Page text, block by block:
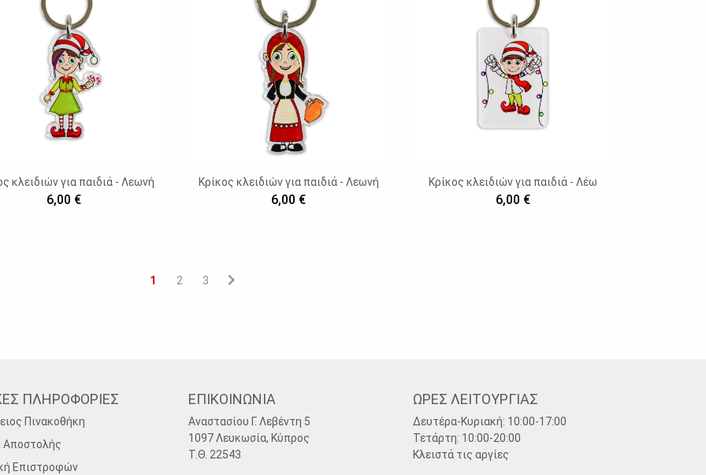
κλειδιών για παιδιά - Λεωνή
6,00 €
Κρίκος κλειδιών για παιδιά - Λεωνή
6,00 €
Κρίκος κλειδιών για παιδιά - Λέω
6,00 €
1 2 3
ΠΛΗΡΟΦΟΡΙΕΣ
Πινακοθήκη
Αποστολής
Επιστροφών
ΕΠΙΚΟΙΝΩΝΙΑ
Αναστασίου Γ. Λεβέντη 5
1097 Λευκωσία, Κύπρος
Τ.Θ. 22543
ΩΡΕΣ ΛΕΙΤΟΥΡΓΙΑΣ
Δευτέρα-Κυριακή: 10:00-17:00
Τετάρτη: 10:00-20:00
Κλειστά τις αργίες